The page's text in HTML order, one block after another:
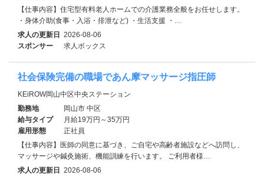
【仕事内容】住宅型有料老人ホームでの介護業務全般をお任せします。
・身体介助(食事・入浴・排泄など) ・生活支援 ・…
求人の更新日 2026-08-06
スポンサー
求人ボックス
社会保険完備の職場であん摩マッサージ指圧師
KEiROW岡山中区中央ステーション
勤務地
岡山市 中区
給与タイプ
月給19万円～35万円
雇用形態
正社員
【仕事内容】医師の同意に基づき、ご自宅や高齢者施設などへ訪問し、
マッサージや鍼灸施術、機能訓練を行います。 ご利用者様…
求人の更新日 2026-08-06